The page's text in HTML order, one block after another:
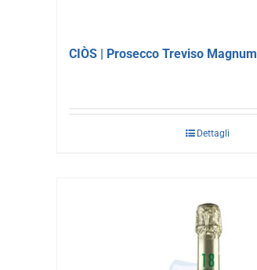
CIÒS | Prosecco Treviso Magnum
Dettagli